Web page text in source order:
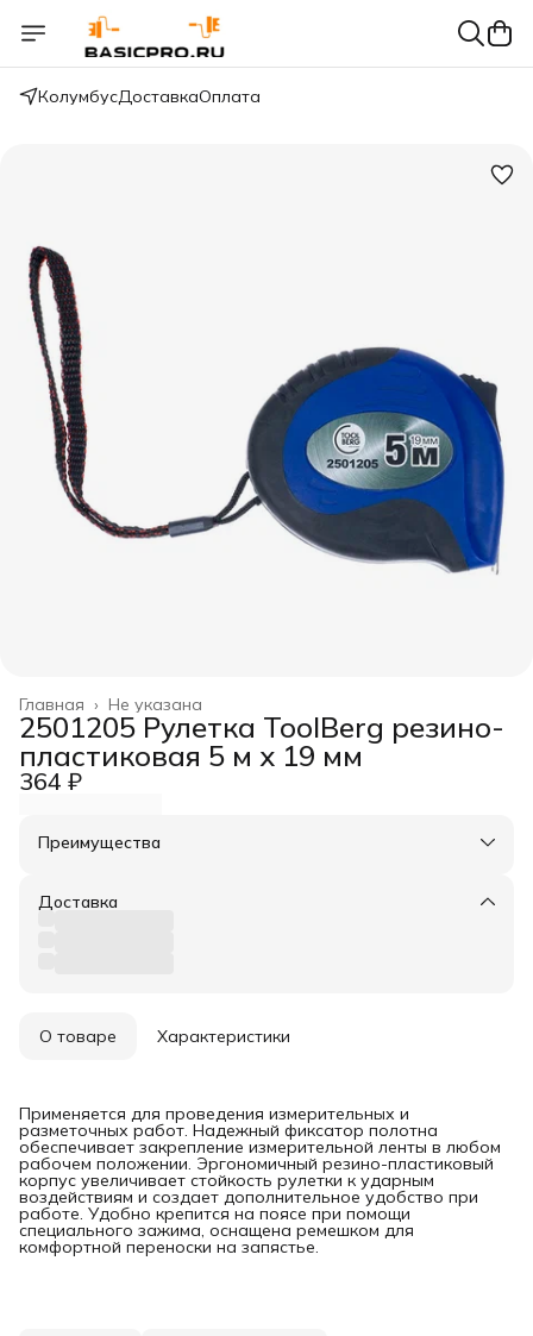
КолумбусДоставкаОплата
Не указана
Главная ›
2501205 Рулетка ToolBerg резино-
пластиковая 5 м х 19 мм
364 ₽
Преимущества
Оплата частями в Сплит
Удобный возврат
Доставка
О товаре Характеристики
Применяется для проведения измерительных и
разметочных работ. Надежный фиксатор полотна
обеспечивает закрепление измерительной ленты в любом
рабочем положении. Эргономичный резино-пластиковый
корпус увеличивает стойкость рулетки к ударным
воздействиям и создает дополнительное удобство при
работе. Удобно крепится на поясе при помощи
специального зажима, оснащена ремешком для
комфортной переноски на запястье.